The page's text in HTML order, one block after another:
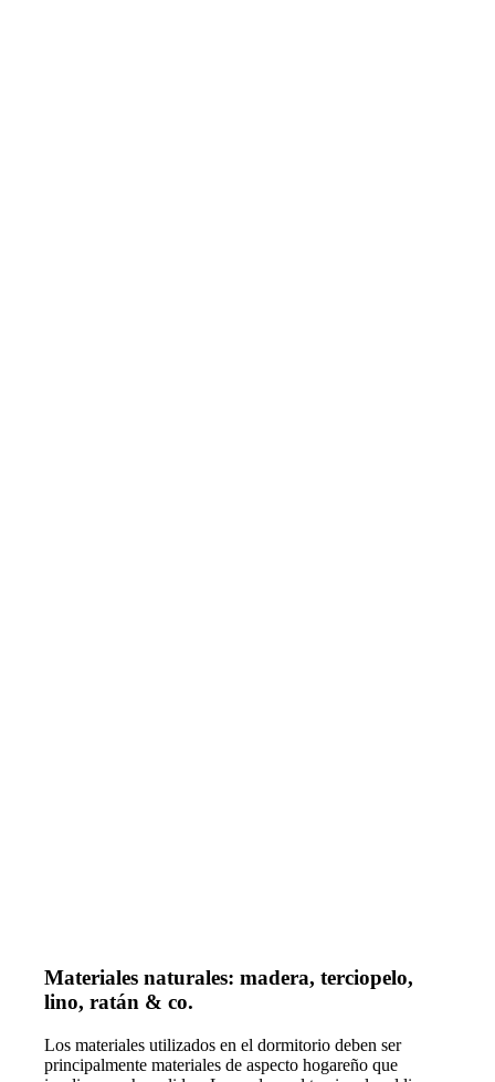
Materiales naturales: madera, terciopelo,
lino, ratán & co.
Los materiales utilizados en el dormitorio deben ser
principalmente materiales de aspecto hogareño que